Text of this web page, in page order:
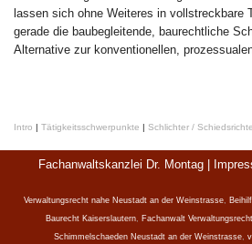
lassen sich ohne Weiteres in vollstreckbare
gerade die baubegleitende, baurechtliche
Alternative zur konventionellen,
Intro | Tätigkeitsschwerpunkte | Schlichter /
Fachanwaltskanzlei Dr. Montag |
Verwaltungsrecht nahe Neustadt an der Weinstrasse,
Baurecht Kaiserslautern, Fachanwalt
Schimmelschaeden Neustadt an der Weinstrasse,